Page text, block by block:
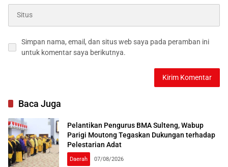
Simpan nama, email, dan situs web saya pada peramban ini
untuk komentar saya berikutnya.
Baca Juga
Pelantikan Pengurus BMA Sulteng, Wabup
Parigi Moutong Tegaskan Dukungan terhadap
Pelestarian Adat
Daerah 07/08/2026